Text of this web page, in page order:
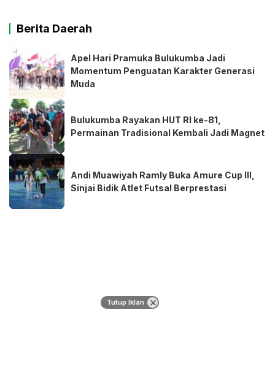
Berita Daerah
Apel Hari Pramuka Bulukumba Jadi
Momentum Penguatan Karakter Generasi
Muda
Bulukumba Rayakan HUT RI ke-81,
Permainan Tradisional Kembali Jadi Magnet
Andi Muawiyah Ramly Buka Amure Cup III,
Sinjai Bidik Atlet Futsal Berprestasi
Tutup Iklan